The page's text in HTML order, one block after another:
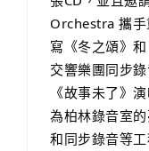
Orchestra 攜手
寫《冬之頌》
交響樂團同步
《故事未了》
為柏林錄音室
和同步錄音等